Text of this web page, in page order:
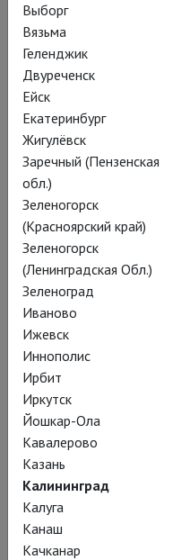
Один из наиболее
режиссёров, работает в
американских театрах. Как
является также
сценографом. Среди его
Дж. Россини в
«Путешествие на Луну» Ж.
«Синяя Борода» Ж.
«Фальстаф» в
Бернстайна в Опере
Опере Филадельфии и
Постановки
Выборг
Вязьма
Геленджик
Двуреченск
Ейск
Екатеринбург
Жигулёвск
Заречный (Пензенская
обл.)
Зеленогорск
(Красноярский край)
Зеленогорск
(Ленинградская Обл.)
Зеленоград
Иваново
Ижевск
Иннополис
Ирбит
Иркутск
Йошкар-Ола
Кавалерово
Казань
Калининград
Калуга
Канаш
Качканар